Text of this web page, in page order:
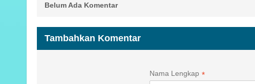
Belum Ada Komentar
Tambahkan Komentar
Nama Lengkap *